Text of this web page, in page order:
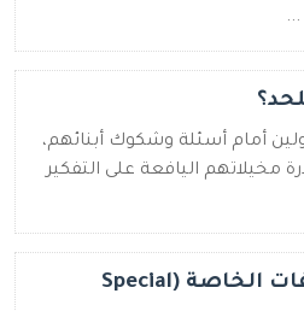
أمام أسئلة وشكوك أبنائهم،
مخيلاتهم اليافعة على التفكير
إضافة الملفات الخاصة (Special